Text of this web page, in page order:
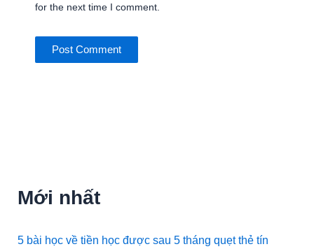
for the next time I comment.
Mới nhất
5 bài học về tiền học được sau 5 tháng quẹt thẻ tín